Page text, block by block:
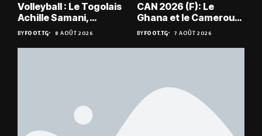
Volleyball : Le Togolais
Achille Samani,
champion du Bénin !
BYFOOT.TG 8 AOÛT 2026
CAN 2026 (F): Le
Ghana et le Cameroun
en quarts
BYFOOT.TG 7 AOÛT 2026